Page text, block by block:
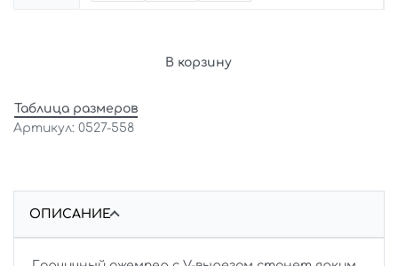
В корзину
Таблица размеров
0527-558
ОПИСАНИЕ